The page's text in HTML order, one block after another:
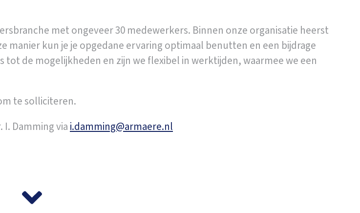
met ongeveer 30 medewerkers. Binnen onze organisatie heerst
kun je je opgedane ervaring optimaal benutten en een bijdrage
de mogelijkheden en zijn we flexibel in werktijden, waarmee we een
te solliciteren.
Damming via i.damming@armaere.nl